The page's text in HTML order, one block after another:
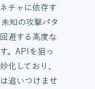
チャに依存す
知の攻撃パタ
避する高度な
。APIを狙っ
化しており、
追いつけませ